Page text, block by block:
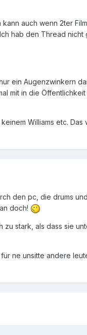
auch wenn 2ter
hab den Thread
ein Augenzwinkern
mit in die
Williams etc. Das
den pc, die drums
doch!
stark, als dass sie
ne unsitte andere